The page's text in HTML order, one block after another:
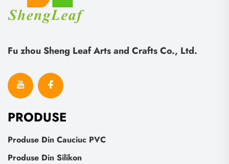
Fu zhou Sheng Leaf Arts and Crafts Co., Ltd.
PRODUSE
Produse Din Cauciuc PVC
Produse Din Silikon